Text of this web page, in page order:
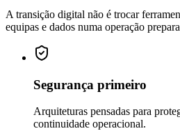
A transição digital não é trocar
equipas e dados numa operação
Segurança primeiro
Arquiteturas pensadas para
continuidade operacional.